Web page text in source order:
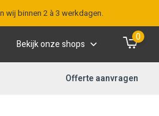
wij binnen 2 à 3 werkdagen.
Bekijk onze shops
0
Offerte aanvragen